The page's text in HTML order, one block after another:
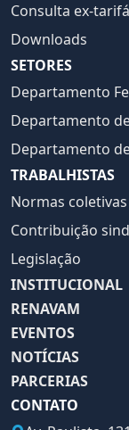
Consulta ex-
Downloads
SETORES
Departamento
Departamento
Departamento
TRABALHISTAS
Normas coletivas
Contribuição
Legislação
INSTITUCIONAL
RENAVAM
EVENTOS
NOTÍCIAS
PARCERIAS
CONTATO